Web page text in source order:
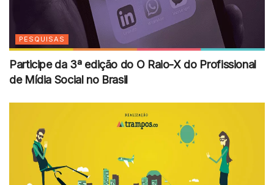
PESQUISAS
Participe da 3ª edição do O Raio-X do Profissional
de Mídia Social no Brasil